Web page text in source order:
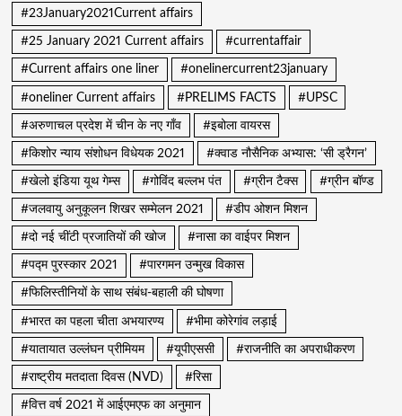
#23January2021Current affairs
#25 January 2021 Current affairs #currentaffair
#Current affairs one liner #onelinercurrent23january
#oneliner Current affairs #PRELIMS FACTS #UPSC
#अरुणाचल प्रदेश में चीन के नए गाँव #इबोला वायरस
#किशोर न्याय संशोधन विधेयक 2021 #क्वाड नौसैनिक अभ्यास: ‘सी ड्रैगन’
#खेलो इंडिया यूथ गेम्स #गोविंद बल्लभ पंत #ग्रीन टैक्स #ग्रीन बॉण्ड
#जलवायु अनुकूलन शिखर सम्मेलन 2021 #डीप ओशन मिशन
#दो नई चींटी प्रजातियों की खोज #नासा का वाईपर मिशन
#पद्म पुरस्कार 2021 #पारगमन उन्मुख विकास
#फिलिस्तीनियों के साथ संबंध-बहाली की घोषणा
#भारत का पहला चीता अभयारण्य #भीमा कोरेगांव लड़ाई
#यातायात उल्लंघन प्रीमियम #यूपीएससी #राजनीति का अपराधीकरण
#राष्ट्रीय मतदाता दिवस (NVD) #रिसा
#वित्त वर्ष 2021 में आईएमएफ का अनुमान